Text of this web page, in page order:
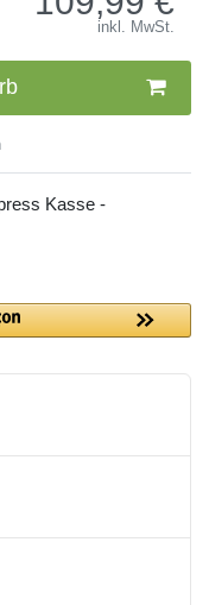
inkl. MwSt.
Kasse -